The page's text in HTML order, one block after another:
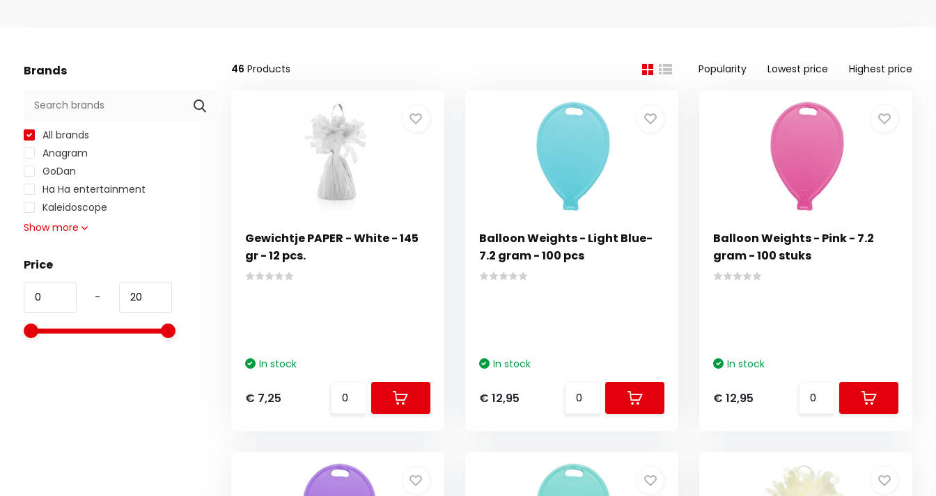
Brands
All brands
Anagram
GoDan
Ha Ha entertainment
Kaleidoscope
Show more
Price
-
46 Products Popularity Lowest price Highest price
Gewichtje PAPER - White - 145
gr - 12 pcs.
In stock
€ 7,25
Balloon Weights - Light Blue-
7.2 gram - 100 pcs
In stock
€ 12,95
Balloon Weights - Pink - 7.2
gram - 100 stuks
In stock
€ 12,95